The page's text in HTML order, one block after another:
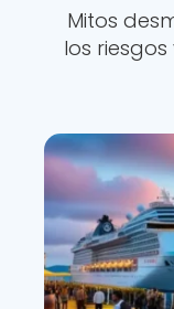
Mitos
los